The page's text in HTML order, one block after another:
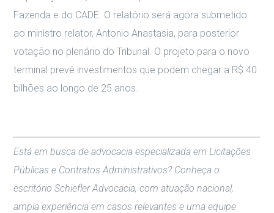
Fazenda e do CADE O relatório será agora submetido
ao ministro relator, Antonio Anastasia, para posterior
votação no plenário do Tribunal O projeto para o novo
terminal prevê investimentos que podem chegar a R$ 40
bilhões ao longo de 25 anos
Está em busca de advocacia especializada em Licitações
Públicas e Contratos Administrativos? Conheça o
escritório Schiefler Advocacia, com atuação nacional,
ampla experiência em casos relevantes e uma equipe